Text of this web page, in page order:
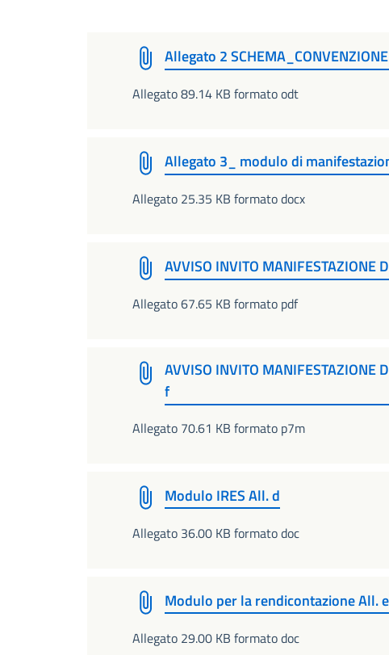
Allegato 2
Allegato 89.14 KB formato odt
Allegato 3_ modulo di
Allegato 25.35 KB formato docx
AVVISO INVITO MANIFESTAZIONE
Allegato 67.65 KB formato pdf
AVVISO INVITO MANIFESTAZIONE
f
Allegato 70.61 KB formato p7m
Modulo IRES All. d
Allegato 36.00 KB formato doc
Modulo per la rendicontazione All. e
Allegato 29.00 KB formato doc